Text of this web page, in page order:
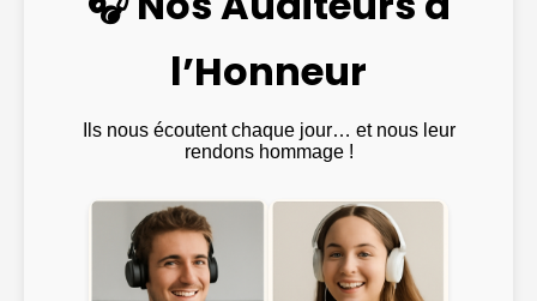
l’Honneur
Ils nous écoutent chaque jour… et nous leur
rendons hommage !